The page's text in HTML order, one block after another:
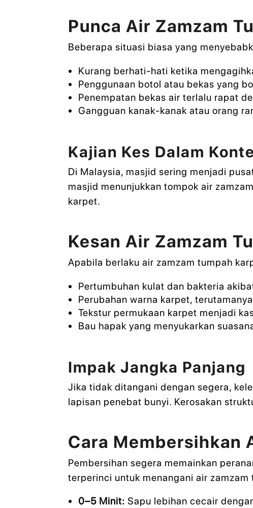
Punca Air Zamzam
Beberapa situasi biasa yang
Kurang berhati-hati ketika
Penggunaan botol atau bekas yang
Penempatan bekas air terlalu rapat
Gangguan kanak-kanak atau orang
Kajian Kes Dalam
Di Malaysia, masjid sering menjadi
masjid menunjukkan tompok air
karpet.
Kesan Air Zamzam
Apabila berlaku air zamzam tumpah
Pertumbuhan kulat dan bakteria
Perubahan warna karpet,
Tekstur permukaan karpet menjadi
Bau hapak yang menyukarkan
Impak Jangka Panjang
Jika tidak ditangani dengan segera,
lapisan penebat bunyi. Kerosakan
Cara Membersihkan
Pembersihan segera memainkan
terperinci untuk menangani air
0–5 Minit: Sapu lebihan cecair